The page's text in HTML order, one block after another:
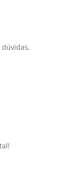
dúvidas,